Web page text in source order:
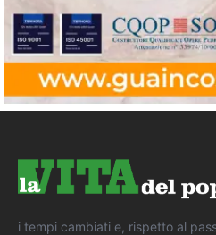
i tempi cambiati e, rispetto al